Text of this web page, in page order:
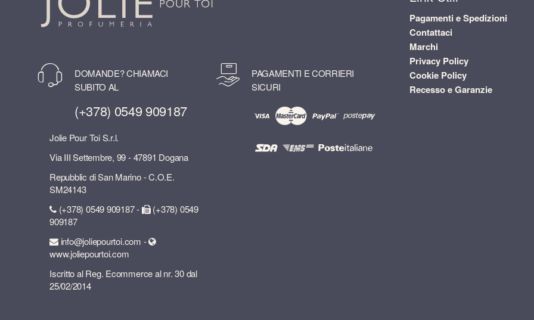
DOMANDE? CHIAMACI
SUBITO AL
(+378) 0549 909187
Jolie Pour Toi S.r.l.
Via III Settembre, 99 - 47891 Dogana
Repubblic di San Marino - C.O.E.
SM24143
(+378) 0549 909187 -
(+378) 0549
909187
info@joliepourtoi.com -
www.joliepourtoi.com
Iscritto al Reg. Ecommerce al nr. 30 dal
25/02/2014
PAGAMENTI E CORRIERI
SICURI
Pagamenti e Spedizioni
Contattaci
Marchi
Privacy Policy
Cookie Policy
Recesso e Garanzie